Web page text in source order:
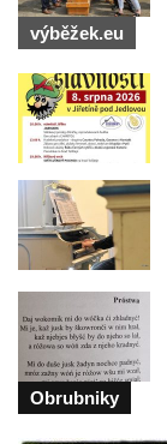
výběžek.eu
Obrubniky